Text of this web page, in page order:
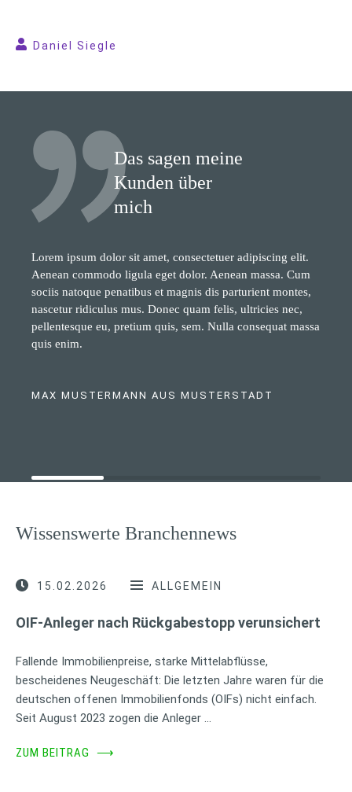
Daniel Siegle
Das sagen meine
Kunden über
mich
Lorem ipsum dolor sit amet, consectetuer adipiscing elit.
Aenean commodo ligula eget dolor. Aenean massa. Cum
sociis natoque penatibus et magnis dis parturient montes,
nascetur ridiculus mus. Donec quam felis, ultricies nec,
pellentesque eu, pretium quis, sem. Nulla consequat massa
quis enim.
MAX MUSTERMANN AUS MUSTERSTADT
Wissenswerte Branchennews
15.02.2026 ALLGEMEIN
OIF-Anleger nach Rückgabestopp verunsichert
Fallende Immobilienpreise, starke Mittelabflüsse,
bescheidenes Neugeschäft: Die letzten Jahre waren für die
deutschen offenen Immobilienfonds (OIFs) nicht einfach.
Seit August 2023 zogen die Anleger …
ZUM BEITRAG ⟶